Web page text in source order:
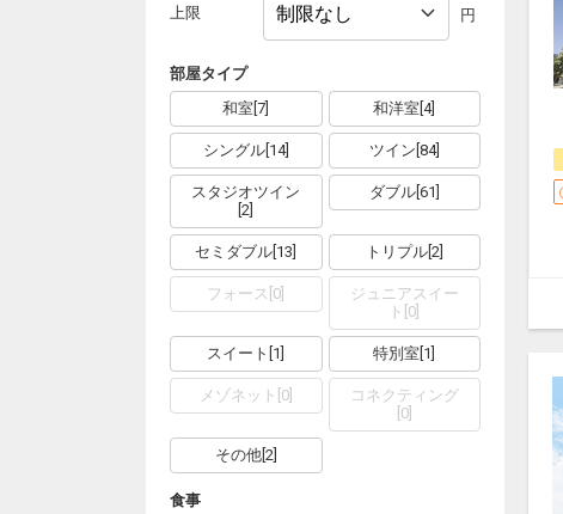
上限 円
部屋タイプ
和室 [7 和洋室 [4]
シングル[ 14] ツイン 84]
スタジオツイン
[2
ダブル[ 61
セミダブル 13 トリプル[ 2]
フォース 0
ジュニアスイー
ト 0
スイート 1 特別室 1
メゾネット 0]
コネクティング
0]
その他[ 2]
食事